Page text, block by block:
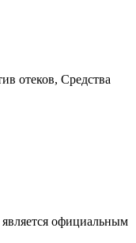
отеков, Средства
официальным